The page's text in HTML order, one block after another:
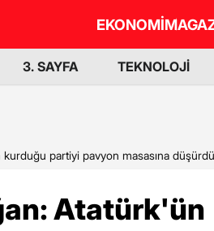
EKONOMİ
3. SAYFA TEKNOLOJİ
partiyi pavyon masasına
Atatürk'ün